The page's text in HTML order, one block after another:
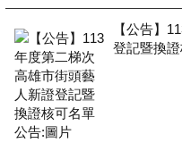
【公告】
登記暨換